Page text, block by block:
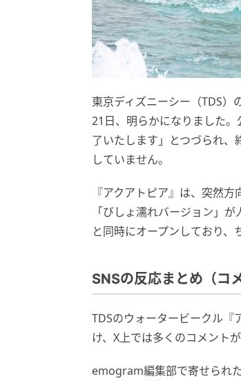
東京ディズニーシー（TDS
21日、明らかになりました
了いたします」とつづられ
していません。
『アクアトピア』は、突然
「びしょ濡れバージョン」
と同時にオープンしており、
SNSの反応まとめ（コ
TDSのウォータービークル『
け、X上では多くのコメント
emogram編集部で寄せられ